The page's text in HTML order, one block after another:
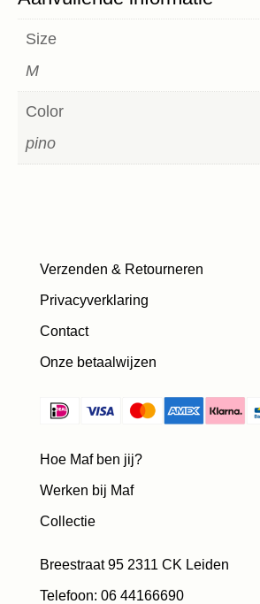
Size
M
Color
pino
Verzenden & Retourneren
Privacyverklaring
Contact
Onze betaalwijzen
Hoe Maf ben jij?
Werken bij Maf
Collectie
Breestraat 95 2311 CK Leiden
Telefoon: 06 44166690